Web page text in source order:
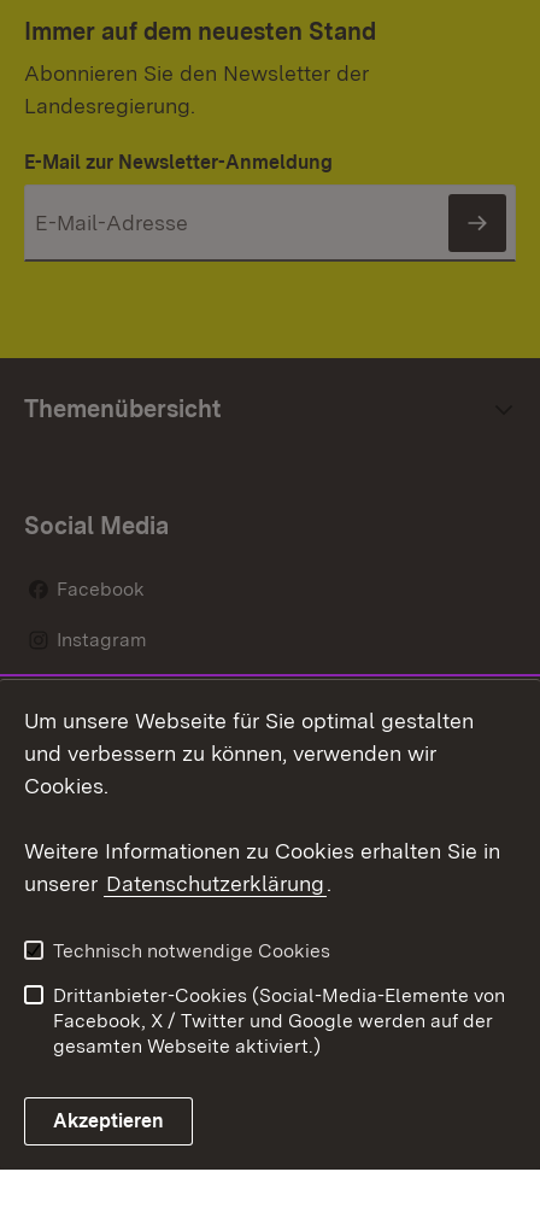
Immer auf dem neuesten Stand
Abonnieren Sie den Newsletter der
Landesregierung.
E-Mail zur Newsletter-Anmeldung
Themenübersicht
Social Media
Facebook
Instagram
Mastodon
Youtube
Link zum Landesportal
Kontakt
Datenschutz
Barrierefreiheit
Impressum Cookies
Um unsere Webseite für Sie optimal gestalten
und verbessern zu können, verwenden wir
Cookies.
Weitere Informationen zu Cookies erhalten Sie in
unserer Datenschutzerklärung.
Technisch notwendige Cookies
Drittanbieter-Cookies (Social-Media-Elemente von
Facebook, X / Twitter und Google werden auf der
gesamten Webseite aktiviert.)
Akzeptieren